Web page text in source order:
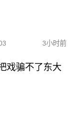
3小时前
戏骗不了东大